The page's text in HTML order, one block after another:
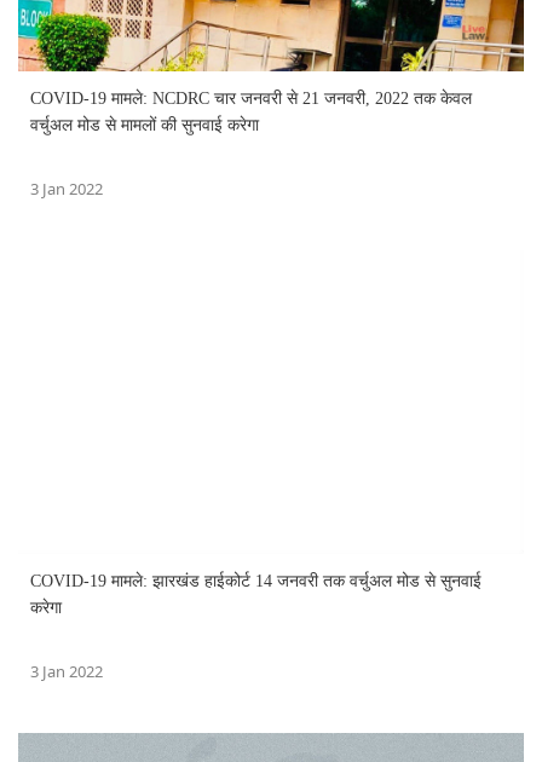
COVID-19 मामले: NCDRC चार जनवरी से 21 जनवरी, 2022 तक केवल
वर्चुअल मोड से मामलों की सुनवाई करेगा
3 Jan 2022
COVID-19 मामले: झारखंड हाईकोर्ट 14 जनवरी तक वर्चुअल मोड से सुनवाई
करेगा
3 Jan 2022